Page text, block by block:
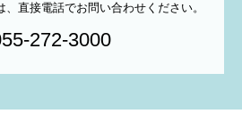
直接電話でお問い合わせください。
272-3000